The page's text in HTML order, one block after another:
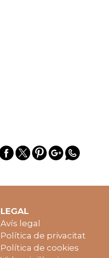
LEGAL
Avís legal
Política de privacitat
Política de cookies